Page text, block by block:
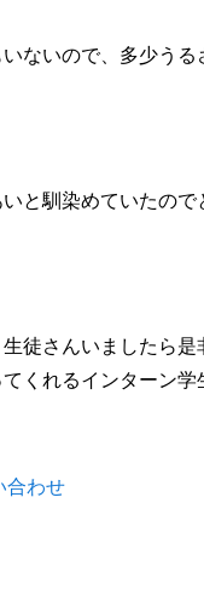
ないので、多少う
と馴染めていたので
徒さんいましたら是
くれるインターン
合わせ